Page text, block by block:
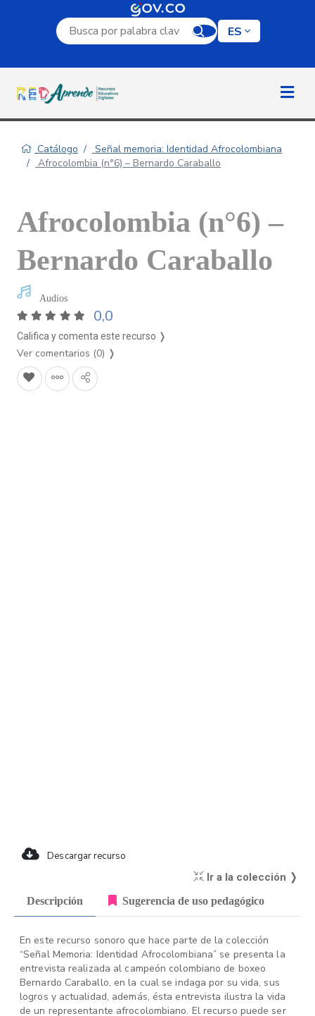
Campo de búsqueda por palabra clave
ES
Catálogo
Señal memoria: Identidad Afrocolombiana
Afrocolombia (n°6) – Bernardo Caraballo
Afrocolombia (n°6) –
Bernardo Caraballo
Audios
0,0
Califica y comenta este recurso ❭
Ver comentarios (0) ❭
Descargar recurso
Ir a la colección ❭
Descripción Sugerencia de uso pedagógico
En este recurso sonoro que hace parte de la colección
“Señal Memoria: Identidad Afrocolombiana” se presenta la
entrevista realizada al campeón colombiano de boxeo
Bernardo Caraballo, en la cual se indaga por su vida, sus
logros y actualidad, además, ésta entrevista ilustra la vida
de un representante afrocolombiano. El recurso puede ser